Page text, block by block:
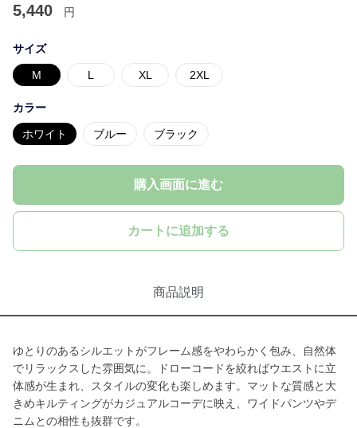
5,440 円
サイズ
M L XL 2XL
カラー
ホワイト ブルー ブラック
購入画面に進む
カートに追加する
商品説明
ゆとりのあるシルエットがフレーム感をやわらかく包み、自然体
でリラックスした雰囲気に。ドローコードを絞ればウエストに立
体感が生まれ、スタイルの変化も楽しめます。マットな質感と大
きめキルティングがカジュアルコーデに映え、ワイドパンツやデ
ニムとの相性も抜群です。